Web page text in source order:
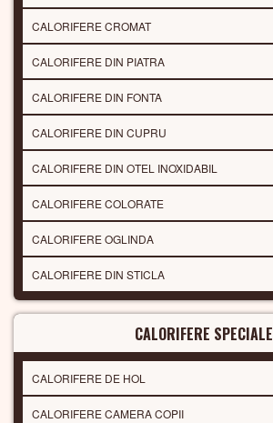
CALORIFERE CROMAT
CALORIFERE DIN PIATRA
CALORIFERE DIN FONTA
CALORIFERE DIN CUPRU
CALORIFERE DIN OTEL INOXIDABIL
CALORIFERE COLORATE
CALORIFERE OGLINDA
CALORIFERE DIN STICLA
CALORIFERE SPECIALE
CALORIFERE DE HOL
CALORIFERE CAMERA COPII